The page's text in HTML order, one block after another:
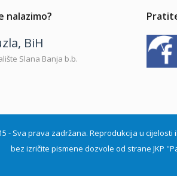
nalazimo?
BiH
Slana Banja b.b.
- Sva prava zadržana. Reprodukcija u
bez izričite pismene dozvole od strane JKP